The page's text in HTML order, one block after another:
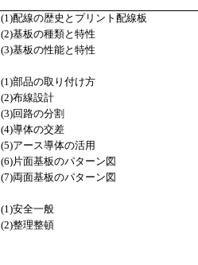
(1)配線の歴史とプリント配線板
(2)基板の種類と特性
(3)基板の性能と特性
(1)部品の取り付け方
(2)布線設計
(3)回路の分割
(4)導体の交差
(5)アース導体の活用
(6)片面基板のパターン図
(7)両面基板のパターン図
(1)安全一般
(2)整理整頓